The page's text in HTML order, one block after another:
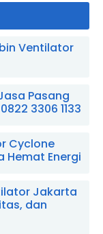
Ventilator
Pasang
3306 1133
Cyclone
Hemat Energi
Jakarta
dan